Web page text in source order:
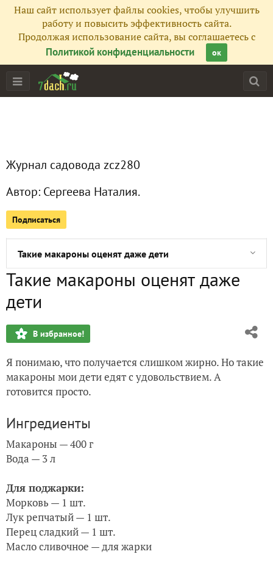
Наш сайт использует файлы cookies, чтобы улучшить
работу и повысить эффективность сайта.
Продолжая использование сайта, вы соглашаетесь с
Политикой конфиденциальности
ок
Журнал садовода zcz280
Автор: Сергеева Наталия.
Подписаться
Все публикации
Сейчас обсуждают
Такие макароны оценят даже дети
Эта заправка сделает любой салат восхитительным
Чеснок рокамболь - чуть его не потеряла
Чеснок сорта 'Катюша'
Как варить компот с одной заливкой
Как полоть морковь легко и просто
Как сохранить морковь без погреба
Купила розы за 50 рублей. Что выросло
Японская малина
Такие макароны оценят даже
дети
В избранное!
Я понимаю, что получается слишком жирно. Но такие
макароны мои дети едят с удовольствием. А
готовится просто.
Ингредиенты
Макароны — 400 г
Вода — 3 л
Для поджарки:
Морковь — 1 шт.
Лук репчатый — 1 шт.
Перец сладкий — 1 шт.
Масло сливочное — для жарки